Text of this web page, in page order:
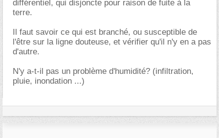
différentiel, qui disjoncte pour raison de fuite à la
terre.
Il faut savoir ce qui est branché, ou susceptible de
l'être sur la ligne douteuse, et vérifier qu'il n'y en a pas
d'autre.
N'y a-t-il pas un problème d'humidité? (infiltration,
pluie, inondation ...)